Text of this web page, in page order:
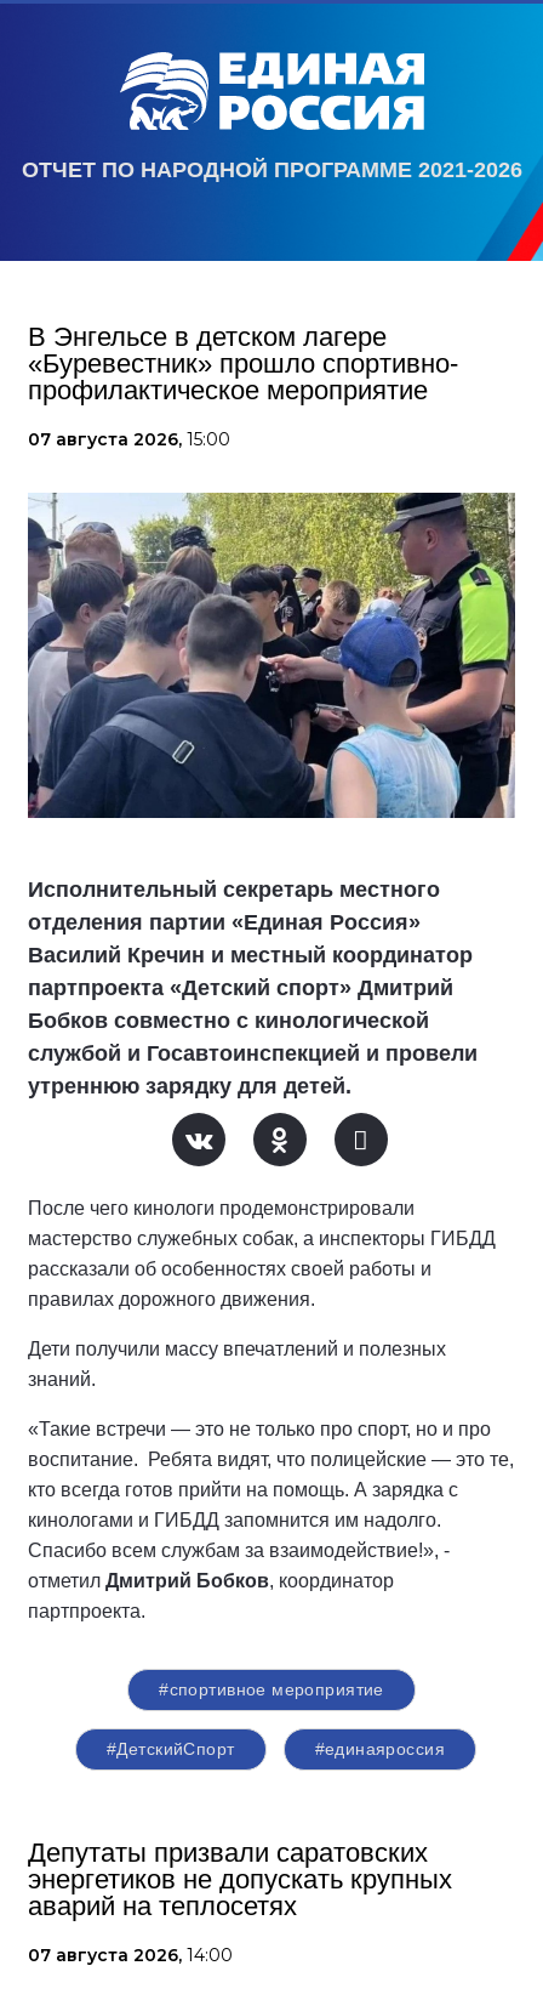
ОТЧЕТ ПО НАРОДНОЙ ПРОГРАММЕ 2021-2026
В Энгельсе в детском лагере
«Буревестник» прошло спортивно-
профилактическое мероприятие
07 августа 2026, 15:00
Исполнительный секретарь местного
отделения партии «Единая Россия»
Василий Кречин и местный координатор
партпроекта «Детский спорт» Дмитрий
Бобков совместно с кинологической
службой и Госавтоинспекцией и провели
утреннюю зарядку для детей.
После чего кинологи продемонстрировали
мастерство служебных собак, а инспекторы ГИБДД
рассказали об особенностях своей работы и
правилах дорожного движения.
Дети получили массу впечатлений и полезных
знаний.
«Такие встречи — это не только про спорт, но и про
воспитание. Ребята видят, что полицейские — это те,
кто всегда готов прийти на помощь. А зарядка с
кинологами и ГИБДД запомнится им надолго.
Спасибо всем службам за взаимодействие!», -
отметил Дмитрий Бобков, координатор
партпроекта.
#спортивное мероприятие
#ДетскийСпорт #единаяроссия
Депутаты призвали саратовских
энергетиков не допускать крупных
аварий на теплосетях
07 августа 2026, 14:00